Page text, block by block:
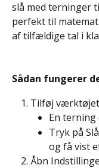
slå med terninger
perfekt til
af tilfældige tal i
Sådan fungerer
Tilføj
En
Tryk på
og få vist
Åbn